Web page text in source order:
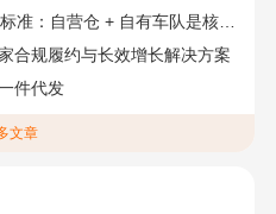
自营仓 + 自有车队是核心硬指标
合规履约与长效增长解决方案
件代发
文章